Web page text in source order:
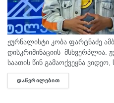
ჟურნალისტი კობა ფარტნაძე
დისკრიმინაციის მსხვერპლია.
საათის წინ გამაოქვეყნა
პირი შეურაცხყოფას აყენებს
ისმის დანის დარტყმის მუქარაც....
ᲓᲐᲬᲕᲠᲘᲚᲔᲑᲘᲗ